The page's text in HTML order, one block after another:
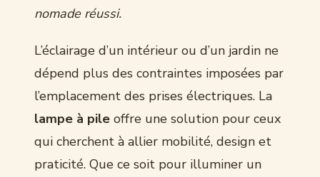
nomade réussi.
L’éclairage d’un intérieur ou d’un jardin ne
dépend plus des contraintes imposées par
l’emplacement des prises électriques. La
lampe à pile offre une solution pour ceux
qui cherchent à allier mobilité, design et
praticité. Que ce soit pour illuminer un